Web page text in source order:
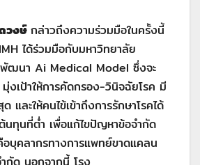
วงษ์กล่าวถึงความร่วมมือในครั้งนี้
ได้ร่วมมือกับมหาวิทยาลัย
พัฒนา Ai Medical Model ซึ่งจะ
งเป้าให้การคัดกรอง-วินิจฉัยโรค มี
และให้คนไข้เข้าถึงการรักษาโรคได้
นทุนที่ต่ำ เพื่อแก้ไขปัญหาข้อจำกัด
อบุคลากรทางการแพทย์ขาดแคลน